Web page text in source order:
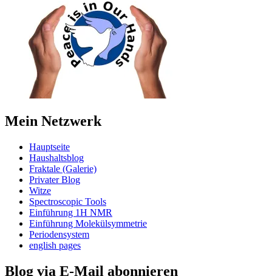
Mein Netzwerk
Hauptseite
Haushaltsblog
Fraktale (Galerie)
Privater Blog
Witze
Spectroscopic Tools
Einführung 1H NMR
Einführung Molekülsymmetrie
Periodensystem
english pages
Blog via E-Mail abonnieren